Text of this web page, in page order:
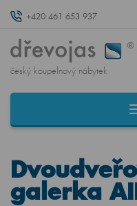
+420 461 653 937
český koupelnový nábytek
galerka